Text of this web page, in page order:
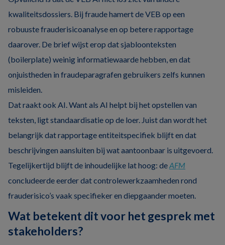
kwaliteitsdossiers. Bij fraude hamert de VEB op een
robuuste frauderisicoanalyse en op betere rapportage
daarover. De brief wijst erop dat sjabloonteksten
(boilerplate) weinig informatiewaarde hebben, en dat
onjuistheden in fraudeparagrafen gebruikers zelfs kunnen
misleiden.
Dat raakt ook AI. Want als AI helpt bij het opstellen van
teksten, ligt standaardisatie op de loer. Juist dan wordt het
belangrijk dat rapportage entiteitspecifiek blijft en dat
beschrijvingen aansluiten bij wat aantoonbaar is uitgevoerd.
Tegelijkertijd blijft de inhoudelijke lat hoog: deAFM
concludeerde eerder dat controlewerkzaamheden rond
frauderisico’s vaak specifieker en diepgaander moeten.
Wat betekent dit voor het gesprek met
stakeholders?